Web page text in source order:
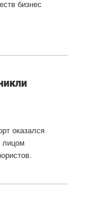
бизнес
оказался
лицом